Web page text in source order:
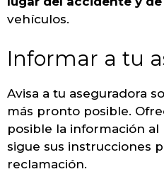
vehículos.
Informar a tu
Avisa a tu aseguradora
más pronto posible.
posible la información
sigue sus instrucciones
reclamación.